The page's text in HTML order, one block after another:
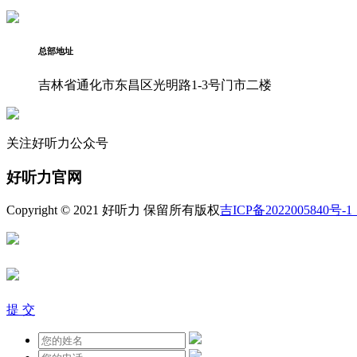
总部地址
吉林省通化市东昌区光明路1-3号门市二楼
关注好听力公众号
好听力官网
Copyright © 2021 好听力 保留所有版权吉ICP备2022005840号-1
提 交